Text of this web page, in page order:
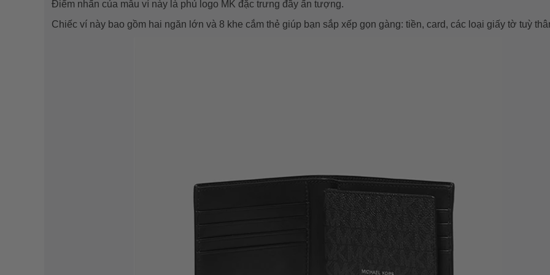
Điểm nhấn của mẫu ví này là phủ logo MK đặc trưng đầy ấn tượng.
Chiếc ví này bao gồm hai ngăn lớn và 8 khe cắm thẻ giúp bạn sắp xếp gọn gàng: tiền, card, các loại giấy tờ tuỳ